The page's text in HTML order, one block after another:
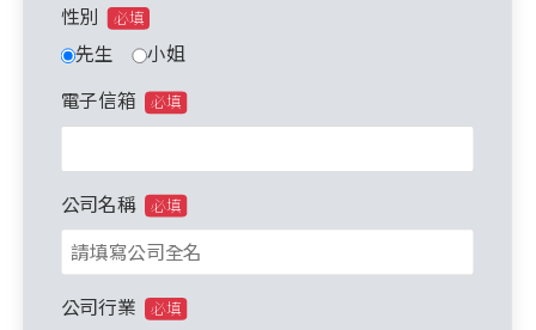
性別 必填
先生 小姐
電子信箱 必填
公司名稱 必填
公司行業 必填